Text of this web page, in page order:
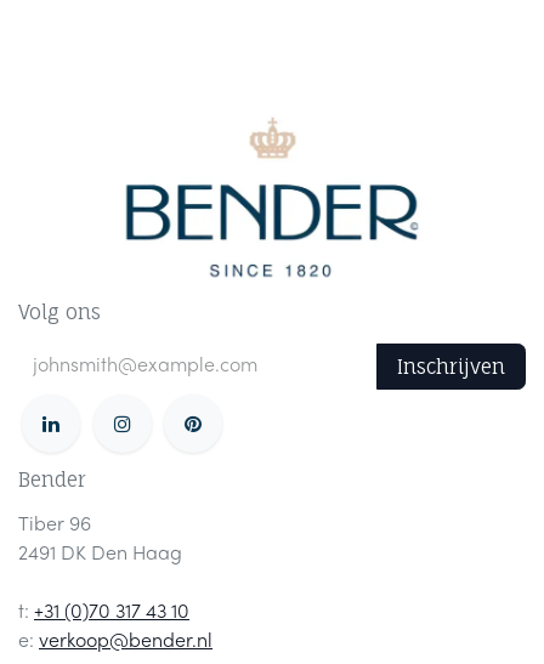
Volg ons
Inschrijven
Bender
Tiber 96
2491 DK Den Haag
t: +31 (0)70 317 43 10
e: verkoop@bender.nl